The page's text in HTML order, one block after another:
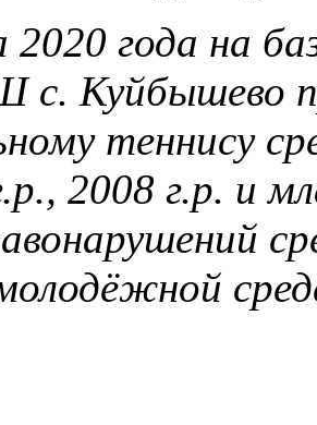
2020 года на
Куйбышево
теннису
2008 г.р. и